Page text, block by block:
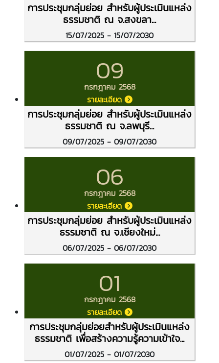
การประชุมกลุ่มย่อย สำหรับผู้ประเมินแหล่ง
ธรรมชาติ ณ จ.สงขลา...
15/07/2025 - 15/07/2030
09
กรกฎาคม 2568
รายละเอียด
การประชุมกลุ่มย่อย สำหรับผู้ประเมินแหล่ง
ธรรมชาติ ณ จ.ลพบุรี...
09/07/2025 - 09/07/2030
06
กรกฎาคม 2568
รายละเอียด
การประชุมกลุ่มย่อย สำหรับผู้ประเมินแหล่ง
ธรรมชาติ ณ จ.เชียงใหม่...
06/07/2025 - 06/07/2030
01
กรกฎาคม 2568
รายละเอียด
การประชุมกลุ่มย่อยสำหรับผู้ประเมินแหล่ง
ธรรมชาติ เพื่อสร้างความรู้ความเข้าใจ...
01/07/2025 - 01/07/2030